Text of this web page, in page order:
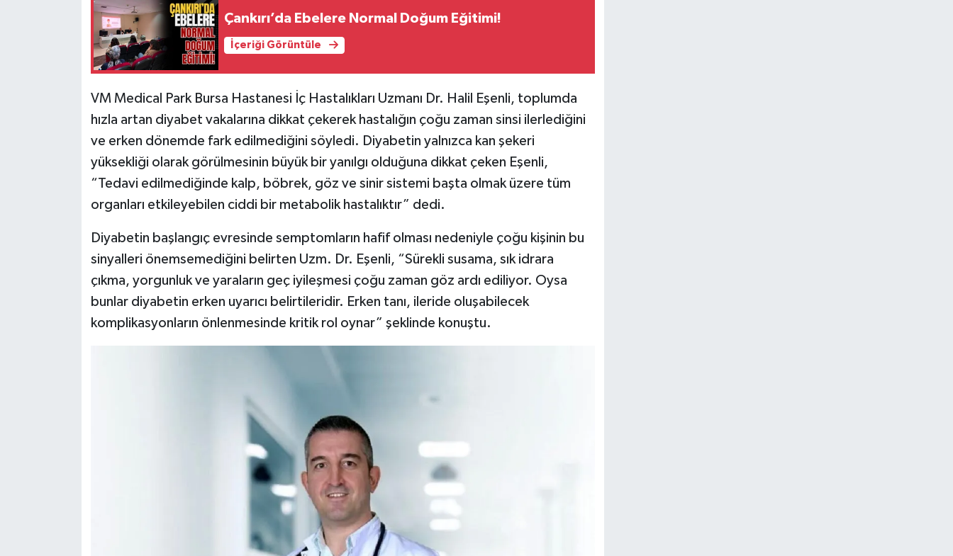
Çankırı’da Ebelere Normal Doğum Eğitimi!
İçeriği Görüntüle
VM Medical Park Bursa Hastanesi İç Hastalıkları Uzmanı Dr. Halil Eşenli, toplumda
hızla artan diyabet vakalarına dikkat çekerek hastalığın çoğu zaman sinsi ilerlediğini
ve erken dönemde fark edilmediğini söyledi. Diyabetin yalnızca kan şekeri
yüksekliği olarak görülmesinin büyük bir yanılgı olduğuna dikkat çeken Eşenli,
“Tedavi edilmediğinde kalp, böbrek, göz ve sinir sistemi başta olmak üzere tüm
organları etkileyebilen ciddi bir metabolik hastalıktır” dedi.
Diyabetin başlangıç evresinde semptomların hafif olması nedeniyle çoğu kişinin bu
sinyalleri önemsemediğini belirten Uzm. Dr. Eşenli, “Sürekli susama, sık idrara
çıkma, yorgunluk ve yaraların geç iyileşmesi çoğu zaman göz ardı ediliyor. Oysa
bunlar diyabetin erken uyarıcı belirtileridir. Erken tanı, ileride oluşabilecek
komplikasyonların önlenmesinde kritik rol oynar” şeklinde konuştu.